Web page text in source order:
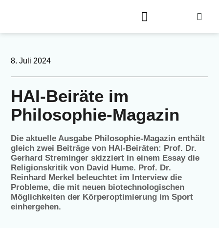
8. Juli 2024
HAI-Beiräte im
Philosophie-Magazin
Die aktuelle Ausgabe Philosophie-Magazin enthält
gleich zwei Beiträge von HAI-Beiräten: Prof. Dr.
Gerhard Streminger skizziert in einem Essay die
Religionskritik von David Hume. Prof. Dr.
Reinhard Merkel beleuchtet im Interview die
Probleme, die mit neuen biotechnologischen
Möglichkeiten der Körperoptimierung im Sport
einhergehen.